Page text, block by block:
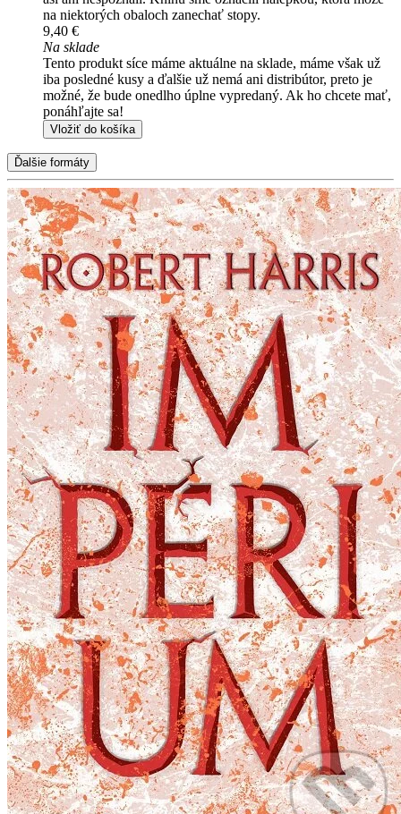
na niektorých obaloch zanechať stopy.
9,40 €
Na sklade
Tento produkt síce máme aktuálne na sklade, máme však už
iba posledné kusy a ďalšie už nemá ani distribútor, preto je
možné, že bude onedlho úplne vypredaný. Ak ho chcete mať,
ponáhľajte sa!
Vložiť do košíka
Ďalšie formáty